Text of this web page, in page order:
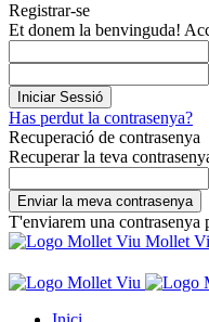
Registrar-se
Et donem la benvinguda!
Has perdut la contrasenya?
Recuperació de contrasenya
Recuperar la teva
T'enviarem una contrasenya
Mollet